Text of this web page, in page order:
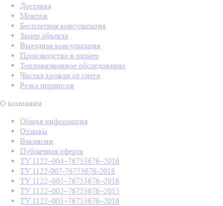
Доставка
Монтаж
Бесплатная консультация
Замер объекта
Выездная консультация
Производство в размер
Тепловизионное обследование
Чистка кровли от снега
Резка штрипсов
О компании
Общая информация
Отзывы
Вакансии
Публичная оферта
ТУ 1122–004–76753676–2016
ТУ 1122-007-76753676-2018
ТУ 1122–005–76753676–2016
ТУ 1122–002–76753676–2015
ТУ 1122–003–76753676–2016